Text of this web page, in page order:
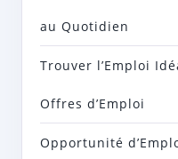
au Quotidien
Trouver l’Emploi
Offres d’Emploi
Opportunité